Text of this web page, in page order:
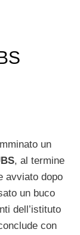
un
, al termine
avviato dopo
un buco
dell’istituto
con